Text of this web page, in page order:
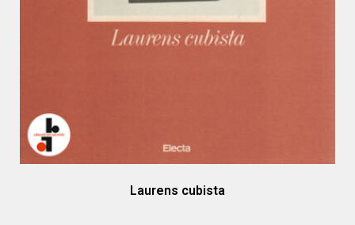
Laurens cubista